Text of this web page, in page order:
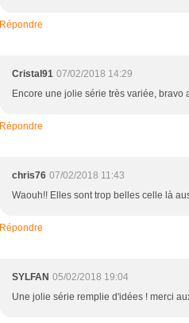
Répondre
Cristal91 07/02/2018 14:29
Encore une jolie série très variée, bravo
Répondre
chris76 07/02/2018 11:43
Waouh!! Elles sont trop belles celle là
Répondre
SYLFAN 05/02/2018 19:04
Une jolie série remplie d'idées ! merci